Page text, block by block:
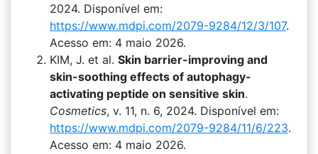
2024. Disponível em:
https://www.mdpi.com/2079-9284/12/3/107.
Acesso em: 4 maio 2026.
KIM, J. et al. Skin barrier-improving and
skin-soothing effects of autophagy-
activating peptide on sensitive skin.
Cosmetics, v. 11, n. 6, 2024. Disponível em:
https://www.mdpi.com/2079-9284/11/6/223.
Acesso em: 4 maio 2026.